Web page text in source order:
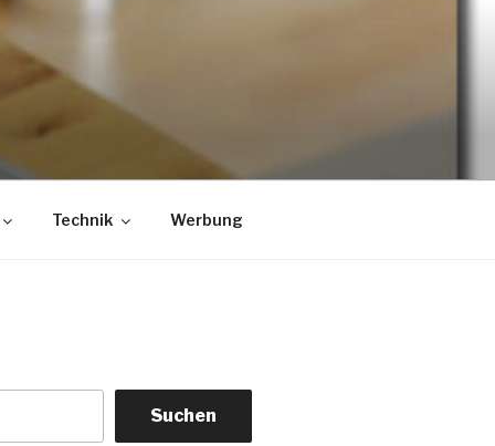
Technik Werbung
Suchen